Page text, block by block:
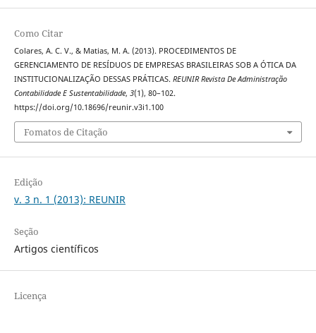
Como Citar
Colares, A. C. V., & Matias, M. A. (2013). PROCEDIMENTOS DE
GERENCIAMENTO DE RESÍDUOS DE EMPRESAS BRASILEIRAS SOB A ÓTICA DA
INSTITUCIONALIZAÇÃO DESSAS PRÁTICAS. REUNIR Revista De Administração
Contabilidade E Sustentabilidade, 3(1), 80–102.
https://doi.org/10.18696/reunir.v3i1.100
Fomatos de Citação
Edição
v. 3 n. 1 (2013): REUNIR
Seção
Artigos científicos
Licença